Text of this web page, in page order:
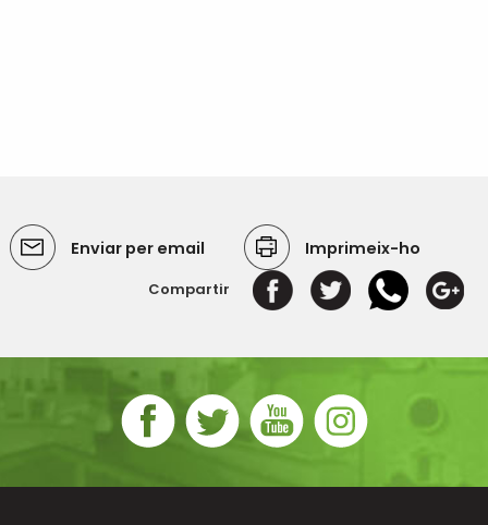
Enviar per email Imprimeix-ho
Compartir